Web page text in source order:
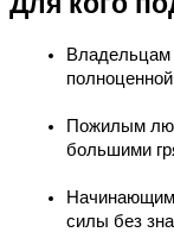
Владельцам
Пожилым
большими
Начинающим
силы без